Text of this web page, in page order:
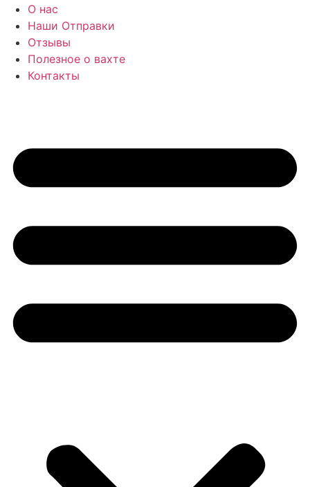
О нас
Наши Отправки
Отзывы
Полезное о вахте
Контакты